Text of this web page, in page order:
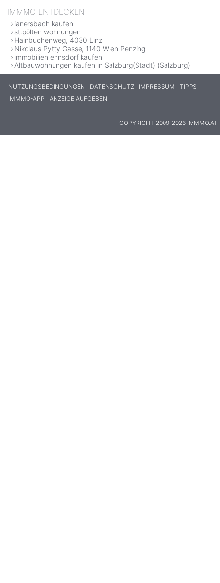
IMMMO ENTDECKEN
ianersbach kaufen
st.pölten wohnungen
Hainbuchenweg, 4030 Linz
Nikolaus Pytty Gasse, 1140 Wien Penzing
immobilien ennsdorf kaufen
Altbauwohnungen kaufen in Salzburg(Stadt) (Salzburg)
NUTZUNGSBEDINGUNGEN DATENSCHUTZ IMPRESSUM
TIPPS
IMMMO-APP
ANZEIGE AUFGEBEN
COPYRIGHT 2009-2026 IMMMO.AT